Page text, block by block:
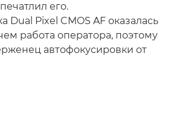
его.
Dual Pixel CMOS AF оказалась
работа оператора, поэтому
автофокусировки от